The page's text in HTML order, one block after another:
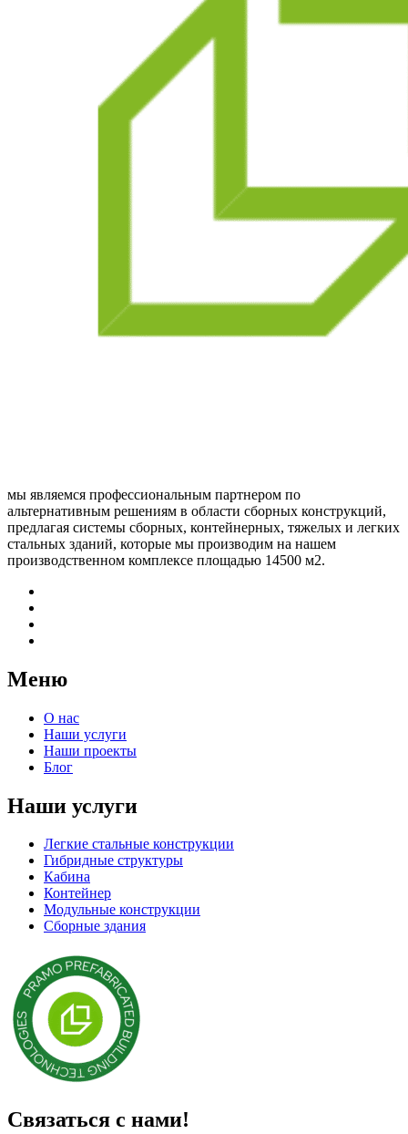
мы являемся профессиональным партнером по
альтернативным решениям в области сборных конструкций,
предлагая системы сборных, контейнерных, тяжелых и легких
стальных зданий, которые мы производим на нашем
производственном комплексе площадью 14500 м2.
Меню
О нас
Наши услуги
Наши проекты
Блог
Наши услуги
Легкие стальные конструкции
Гибридные структуры
Кабина
Контейнер
Модульные конструкции
Сборные здания
Связаться с нами!